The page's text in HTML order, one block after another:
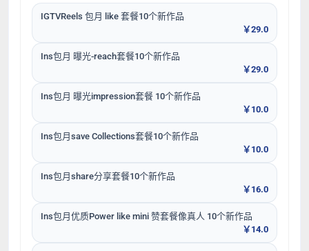
IGTVReels 包月 like 套餐10个新作品
￥29.0
Ins包月 曝光-reach套餐10个新作品
￥29.0
Ins包月 曝光impression套餐 10个新作品
￥10.0
Ins包月save Collections套餐10个新作品
￥10.0
Ins包月share分享套餐10个新作品
￥16.0
Ins包月优质Power like mini 赞套餐像真人 10个新作品
￥14.0